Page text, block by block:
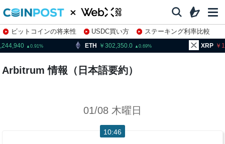
ビットコインの将来性 USDC買い方
ステーキング利率比較
株特集・関連銘柄
0.91 ETH 302,350.0 0.69 XRP
Arbitrum 情報（日本語要約）
01/08 木曜日
10:46